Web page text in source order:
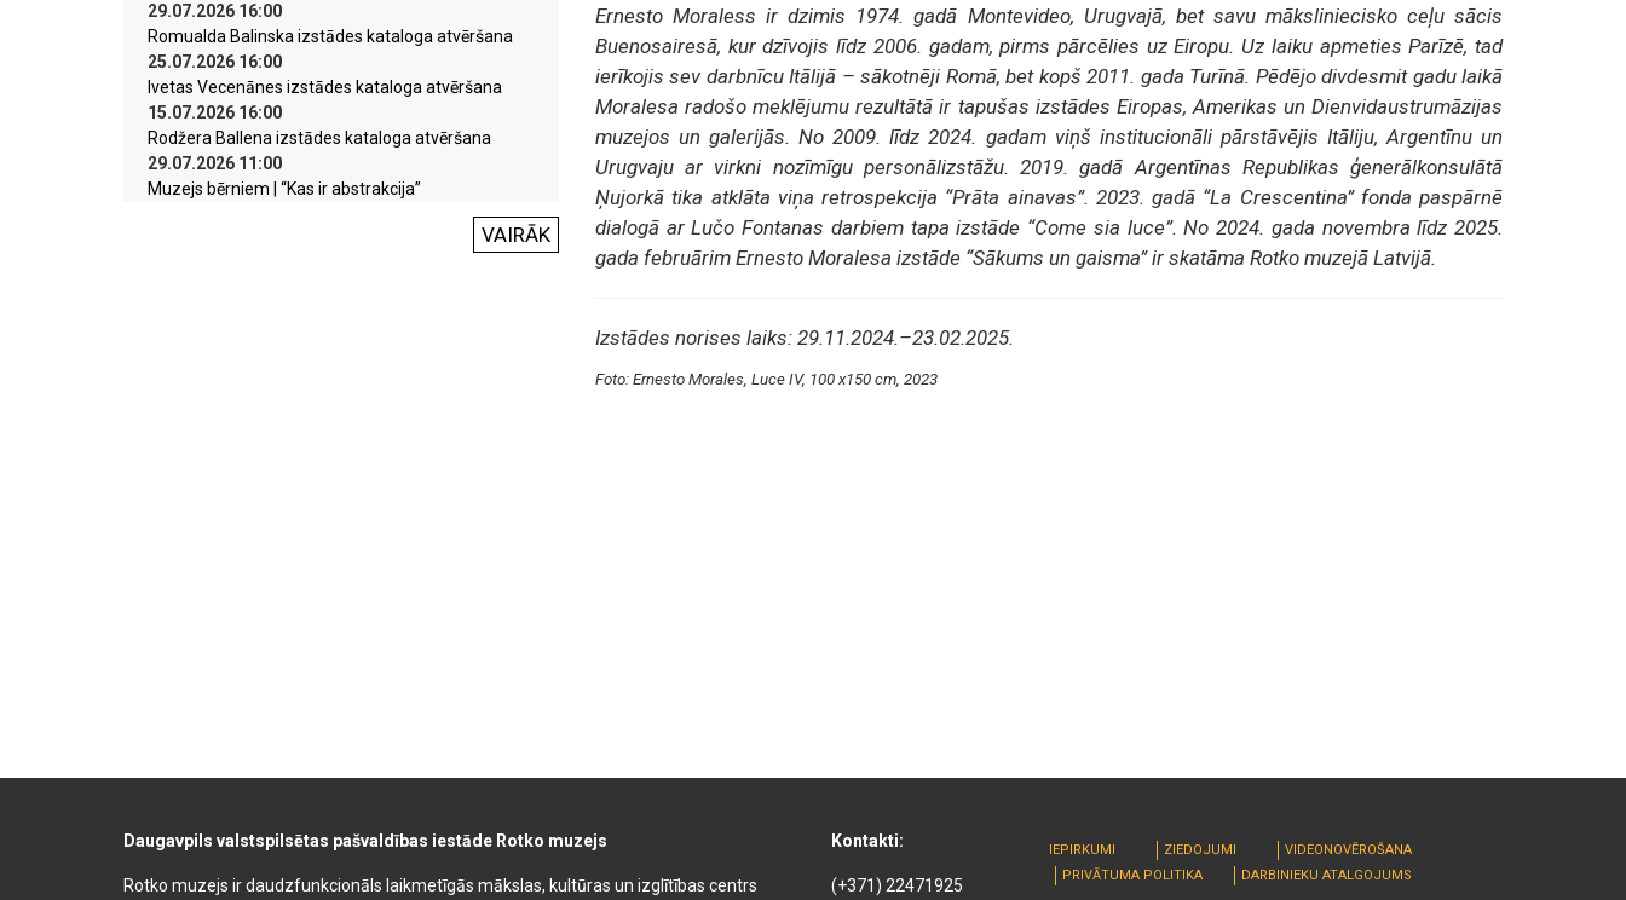
Ernesto Moraless ir dzimis 1974. gadā Montevideo, Urugvajā, bet savu māksliniecisko ceļu sācis
Buenosairesā, kur dzīvojis līdz 2006. gadam, pirms pārcēlies uz Eiropu. Uz laiku apmeties Parīzē, tad
ierīkojis sev darbnīcu Itālijā – sākotnēji Romā, bet kopš 2011. gada Turīnā. Pēdējo divdesmit gadu laikā
Moralesa radošo meklējumu rezultātā ir tapušas izstādes Eiropas, Amerikas un Dienvidaustrumāzijas
muzejos un galerijās. No 2009. līdz 2024. gadam viņš institucionāli pārstāvējis Itāliju, Argentīnu un
Urugvaju ar virkni nozīmīgu personālizstāžu. 2019. gadā Argentīnas Republikas ģenerālkonsulātā
Ņujorkā tika atklāta viņa retrospekcija “Prāta ainavas”. 2023. gadā “La Crescentina” fonda paspārnē
dialogā ar Lučo Fontanas darbiem tapa izstāde “Come sia luce”. No 2024. gada novembra līdz 2025.
gada februārim Ernesto Moralesa izstāde “Sākums un gaisma” ir skatāma Rotko muzejā Latvijā.
Izstādes norises laiks: 29.11.2024.–23.02.2025.
Foto: Ernesto Morales, Luce IV, 100 x150 cm, 2023
29.07.2026 16:00
Romualda Balinska izstādes kataloga atvēršana
25.07.2026 16:00
Ivetas Vecenānes izstādes kataloga atvēršana
15.07.2026 16:00
Rodžera Ballena izstādes kataloga atvēršana
29.07.2026 11:00
Muzejs bērniem | “Kas ir abstrakcija”
VAIRĀK
Daugavpils valstspilsētas pašvaldības iestāde Rotko muzejs
Rotko muzejs ir daudzfunkcionāls laikmetīgās mākslas, kultūras un izglītības centrs
Kontakti:
(+371) 22471925
IEPIRKUMI ZIEDOJUMI
VIDEONOVĒROŠANA
PRIVĀTUMA POLITIKA
DARBINIEKU ATALGOJUMS